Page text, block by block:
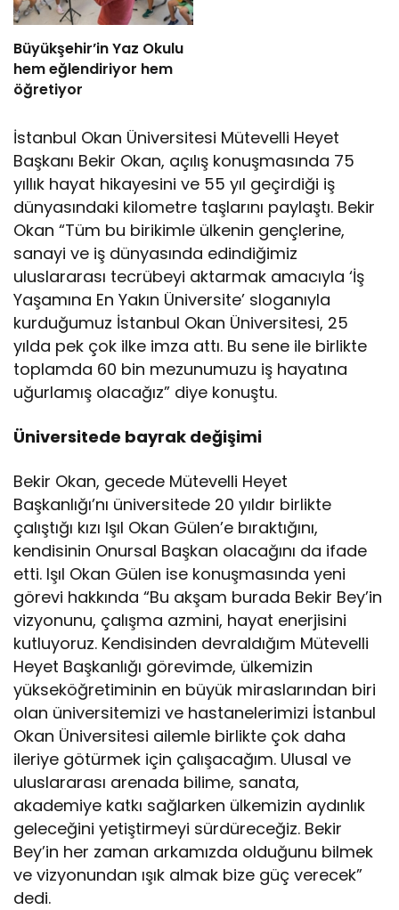
Büyükşehir’in Yaz Okulu
hem eğlendiriyor hem
öğretiyor
İstanbul Okan Üniversitesi Mütevelli Heyet
Başkanı Bekir Okan, açılış konuşmasında 75
yıllık hayat hikayesini ve 55 yıl geçirdiği iş
dünyasındaki kilometre taşlarını paylaştı. Bekir
Okan “Tüm bu birikimle ülkenin gençlerine,
sanayi ve iş dünyasında edindiğimiz
uluslararası tecrübeyi aktarmak amacıyla ‘İş
Yaşamına En Yakın Üniversite’ sloganıyla
kurduğumuz İstanbul Okan Üniversitesi, 25
yılda pek çok ilke imza attı. Bu sene ile birlikte
toplamda 60 bin mezunumuzu iş hayatına
uğurlamış olacağız” diye konuştu.
Üniversitede bayrak değişimi
Bekir Okan, gecede Mütevelli Heyet
Başkanlığı’nı üniversitede 20 yıldır birlikte
çalıştığı kızı Işıl Okan Gülen’e bıraktığını,
kendisinin Onursal Başkan olacağını da ifade
etti. Işıl Okan Gülen ise konuşmasında yeni
görevi hakkında “Bu akşam burada Bekir Bey’in
vizyonunu, çalışma azmini, hayat enerjisini
kutluyoruz. Kendisinden devraldığım Mütevelli
Heyet Başkanlığı görevimde, ülkemizin
yükseköğretiminin en büyük miraslarından biri
olan üniversitemizi ve hastanelerimizi İstanbul
Okan Üniversitesi ailemle birlikte çok daha
ileriye götürmek için çalışacağım. Ulusal ve
uluslararası arenada bilime, sanata,
akademiye katkı sağlarken ülkemizin aydınlık
geleceğini yetiştirmeyi sürdüreceğiz. Bekir
Bey’in her zaman arkamızda olduğunu bilmek
ve vizyonundan ışık almak bize güç verecek”
dedi.